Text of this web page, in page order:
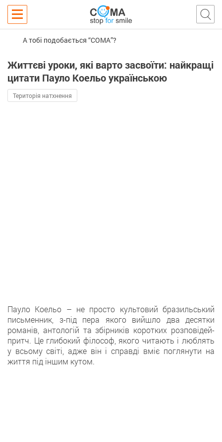
А тобі подобається “COMA”?
Життєві уроки, які варто засвоїти: найкращі
цитати Пауло Коельо українською
Територія натхнення
Пауло Коельо – не просто культовий бразильський
письменник, з-під пера якого вийшло два десятки
романів, антологій та збірників коротких розповідей-
притч. Це глибокий філософ, якого читають і люблять
у всьому світі, адже він і справді вміє поглянути на
життя під іншим кутом.